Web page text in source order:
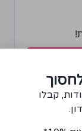
קבלו